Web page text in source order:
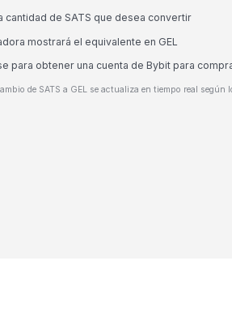
cantidad de SATS que desea convertir
mostrará el equivalente en GEL
para obtener una cuenta de Bybit para
de SATS a GEL se actualiza en tiempo real según